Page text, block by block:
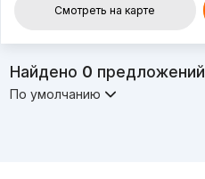
Смотреть на карте
Найдено 0 предложений
По умолчанию